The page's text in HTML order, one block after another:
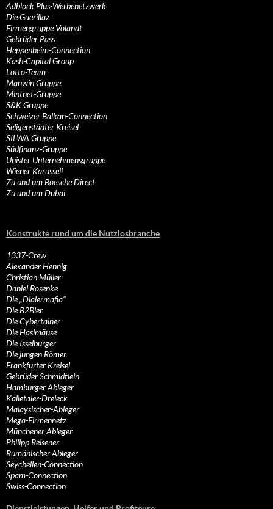
Adblock Plus-Werbenetzwerk
Die Guerillaz
Firmengruppe Volandt
Gebrüder Pass
Heppenheim-Connection
Kash-Capital Group
Lotto-Team
Manwin Gruppe
Mintnet-Gruppe
S&K Gruppe
Schweizer Balkan-Connection
Seligenstädter Kreisel
SILWA Gruppe
Südfinanz-Gruppe
Unister Unternehmensgruppe
Wiener Karussell
Zu und um Boesche Direct
Zu und um Dubai
Konstrukte rund um die Nutzlosbranche
1337-Crew
Alexander Hennig
Christian Müller
Daniel Rosenke
Die „Dialermafia“
Die B2Bler
Die Cybertainer
Die Hasimäuse
Die Isselburger
Die jungen Römer
Frankfurter Kreisel
Gebrüder Schmidtlein
Hamburger Ableger
Kalletaler-Dreieck
Malaysischer-Ableger
Mega-Firmennetz
Münchener Ableger
Philipp Reisener
Rumänischer Ableger
Seychellen-Connection
Spam-Connection
Swiss-Connection